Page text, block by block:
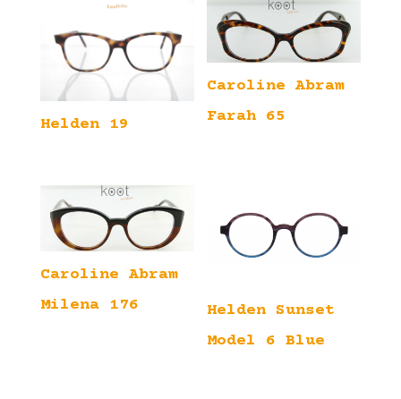
Helden 19
Caroline Abram
Farah 65
Caroline Abram
Milena 176
Helden Sunset
Model 6 Blue